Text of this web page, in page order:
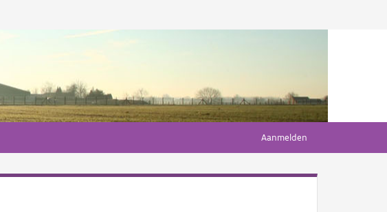
Aanmelden